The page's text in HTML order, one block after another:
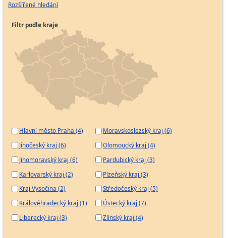
Rozšířené hledání
Filtr podle kraje
Hlavní město Praha (4)
Jihočeský kraj (6)
Jihomoravský kraj (6)
Karlovarský kraj (2)
Kraj Vysočina (2)
Královéhradecký kraj (1)
Liberecký kraj (3)
Moravskoslezský kraj (6)
Olomoucký kraj (4)
Pardubický kraj (3)
Plzeňský kraj (3)
Středočeský kraj (5)
Ústecký kraj (7)
Zlínský kraj (4)